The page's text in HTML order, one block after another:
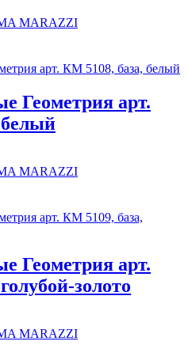
MARAZZI
Геометрия арт.
MARAZZI
Геометрия арт.
золото
MARAZZI